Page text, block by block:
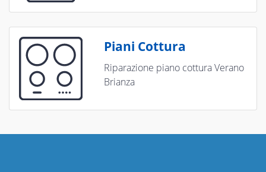
Piani Cottura
Riparazione piano cottura Verano
Brianza